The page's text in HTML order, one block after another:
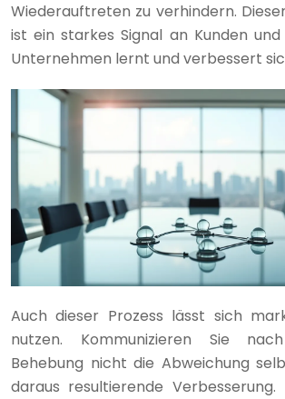
Wiederauftreten zu verhindern.
ist ein starkes Signal an Kunden
Unternehmen lernt und verbessert
Auch dieser Prozess lässt sich
nutzen. Kommunizieren Sie
Behebung nicht die Abweichung
daraus resultierende Verbesserung.